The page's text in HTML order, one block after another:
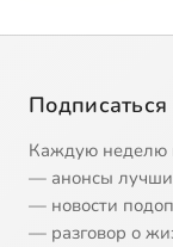
Каждую неделю
— анонсы
— новости
— разговор о